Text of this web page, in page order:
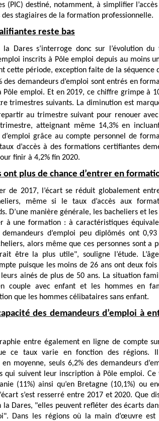
(PIC) destiné, notamment, à simplifier
stagiaires de la formation professionnelle.
reste bas
Dares s’interroge donc sur l’évolution du
inscrits à Pôle emploi depuis au moins
cette période, exception faite de la séquence
des demandeurs d’emploi sont entrés en
emploi. Et en 2019, ce chiffre grimpe à
trimestres suivants. La diminution est
au trimestre suivant pour renouer
atteignant même 14,3% en
grâce au compte personnel de
d’accès à des formations certifiantes
finir à 4,2% fin 2020.
plus de chance d’entrer en
de 2017, l’écart se réduit globalement
même si le taux d’accès aux
D’une manière générale, les bacheliers et les
à une formation : à caractéristiques
d’emploi peu diplômés ont
alors même que ces personnes sont a
être la plus utile", souligne l’étude.
puisque les moins de 26 ans ont deux fois
ainés de plus de 50 ans. La situation
couple avec enfant et les hommes en
que les hommes célibataires sans enfant.
des demandeurs d’emploi à
entre également en ligne de compte
ce taux varie en fonction des régions.
moyenne, seuls 6,2% des demandeurs
qui suivent leur inscription à Pôle emploi. Ce
(11%) ainsi qu’en Bretagne (10,1%) ou
s’est resserré entre 2017 et 2020. Que
Dares, "elles peuvent refléter des écarts
Dans les régions où la main d’œuvre est